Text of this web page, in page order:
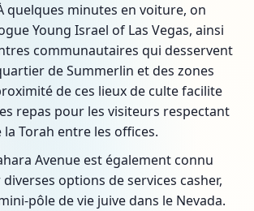
quelques minutes en voiture, on
Young Israel of Las Vegas, ainsi
communautaires qui desservent
de Summerlin et des zones
de ces lieux de culte facilite
repas pour les visiteurs respectant
Torah entre les offices.
Avenue est également connu
options de services casher,
pôle de vie juive dans le Nevada.